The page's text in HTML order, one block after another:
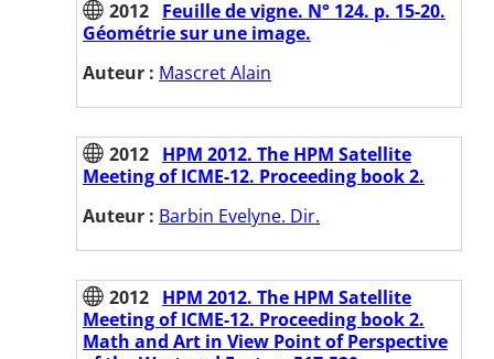
2012 Feuille de vigne. N° 124. p. 15-20.
Géométrie sur une image.
Auteur : Mascret Alain
2012 HPM 2012. The HPM Satellite
Meeting of ICME-12. Proceeding book 2.
Auteur : Barbin Evelyne. Dir.
2012 HPM 2012. The HPM Satellite
Meeting of ICME-12. Proceeding book 2.
Math and Art in View Point of Perspective